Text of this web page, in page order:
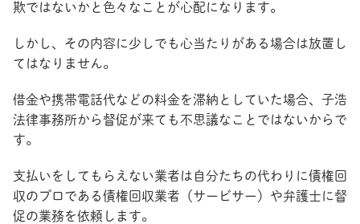
欺ではないかと色々なことが心配になります。
しかし、その内容に少しでも心当たりがある場合は放置し
てはなりません。
借金や携帯電話代などの料金を滞納としていた場合、子浩
法律事務所から督促が来ても不思議なことではないからで
す。
支払いをしてもらえない業者は自分たちの代わりに債権回
収のプロである債権回収業者（サービサー）や弁護士に督
促の業務を依頼します。